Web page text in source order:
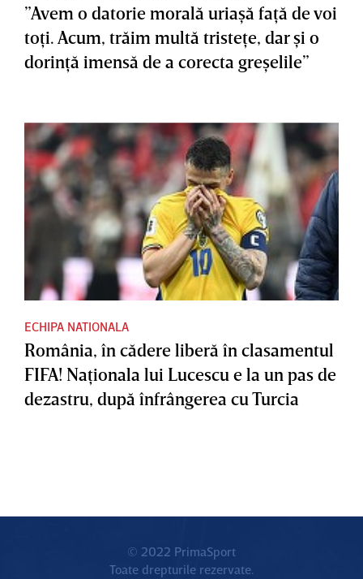
”Avem o datorie morală uriaşă faţă de voi
toţi. Acum, trăim multă tristeţe, dar şi o
dorinţă imensă de a corecta greşelile”
ECHIPA NATIONALA
România, în cădere liberă în clasamentul
FIFA! Naţionala lui Lucescu e la un pas de
dezastru, după înfrângerea cu Turcia
© 2022 PrimaSport
Toate drepturile rezervate.